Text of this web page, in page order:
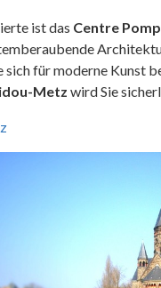
ist das Centre
sich für moderne Kunst
Metz wird Sie